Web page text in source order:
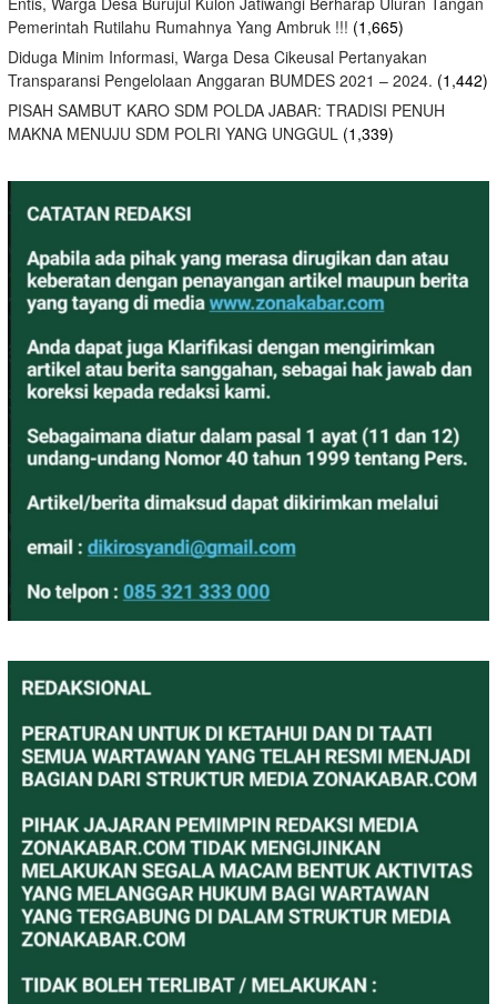
Pemerintah Rutilahu Rumahnya Yang Ambruk !!! (1,665)
Diduga Minim Informasi, Warga Desa Cikeusal Pertanyakan
Transparansi Pengelolaan Anggaran BUMDES 2021 – 2024. (1,442)
PISAH SAMBUT KARO SDM POLDA JABAR: TRADISI PENUH
MAKNA MENUJU SDM POLRI YANG UNGGUL (1,339)